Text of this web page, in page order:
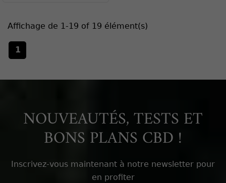
Affichage de 1-19 of 19 élément(s)
1
NOUVEAUTÉS, TESTS ET
BONS PLANS CBD !
Inscrivez-vous maintenant à notre newsletter pour
en profiter